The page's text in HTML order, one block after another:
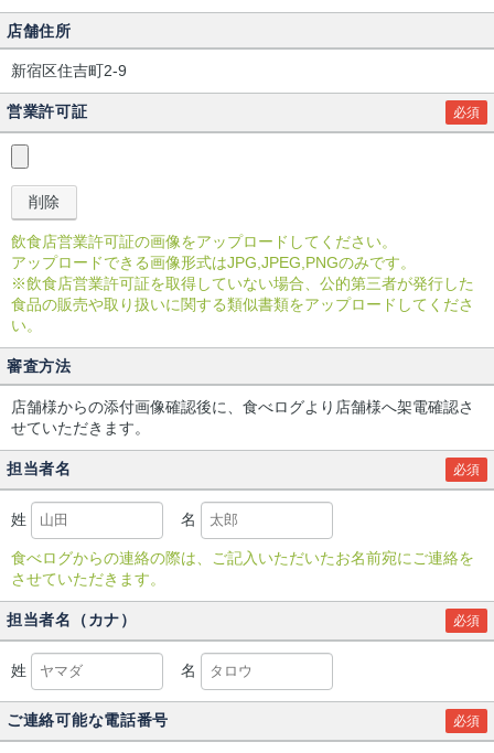
店舗住所
新宿区住吉町2-9
営業許可証 必須
飲食店営業許可証の画像をアップロードしてください。
アップロードできる画像形式はJPG,JPEG,PNGのみです。
※飲食店営業許可証を取得していない場合、公的第三者が発行した
食品の販売や取り扱いに関する類似書類をアップロードしてくださ
い。
審査方法
店舗様からの添付画像確認後に、食べログより店舗様へ架電確認さ
せていただきます。
担当者名 必須
姓 名
食べログからの連絡の際は、ご記入いただいたお名前宛にご連絡を
させていただきます。
担当者名（カナ） 必須
姓 名
ご連絡可能な電話番号 必須